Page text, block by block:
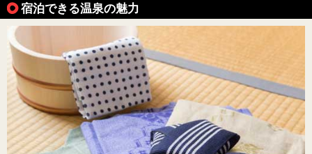
宿泊できる温泉の魅力